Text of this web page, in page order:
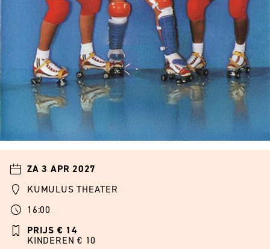
ZA 3 APR 2027
KUMULUS THEATER
16:00
PRIJS € 14
KINDEREN € 10